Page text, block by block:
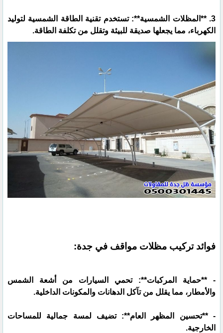
3. **المظلات الشمسية**: تستخدم تقنية الطاقة الشمسية لتوليد
الكهرباء، مما يجعلها صديقة للبيئة وتقلل من تكلفة الطاقة.
فوائد تركيب مظلات مواقف في جدة:
- **حماية المركبات**: تحمي السيارات من أشعة الشمس
والأمطار، مما يقلل من تآكل الدهانات والمكونات الداخلية.
- **تحسين المظهر العام**: تضيف لمسة جمالية للمساحات
الخارجية.